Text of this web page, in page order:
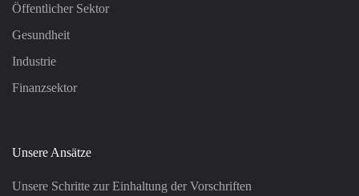
Öffentlicher Sektor
Gesundheit
Industrie
Finanzsektor
Unsere Ansätze
Unsere Schritte zur Einhaltung der Vorschriften